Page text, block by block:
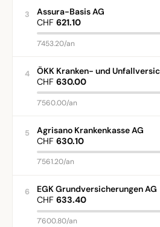
3
Assura-Basis AG
CHF 621.10
7'453.20/an
4
ÖKK Kranken- und
CHF 630.00
7'560.00/an
5
Agrisano Krankenkasse AG
CHF 630.10
7'561.20/an
6
EGK Grundversicherungen AG
CHF 633.40
7'600.80/an